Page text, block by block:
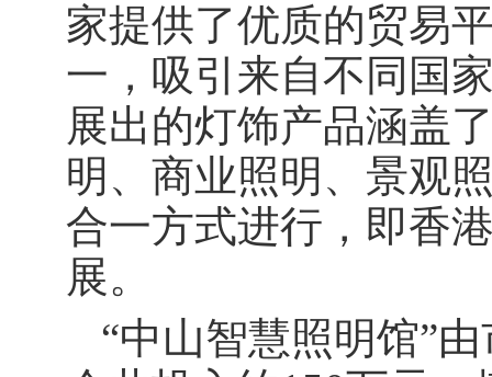
家提供了优质的贸易
一，吸引来自不同国
展出的灯饰产品涵盖
明、商业照明、景观
合一方式进行，即香
展。
“中山智慧照明馆”